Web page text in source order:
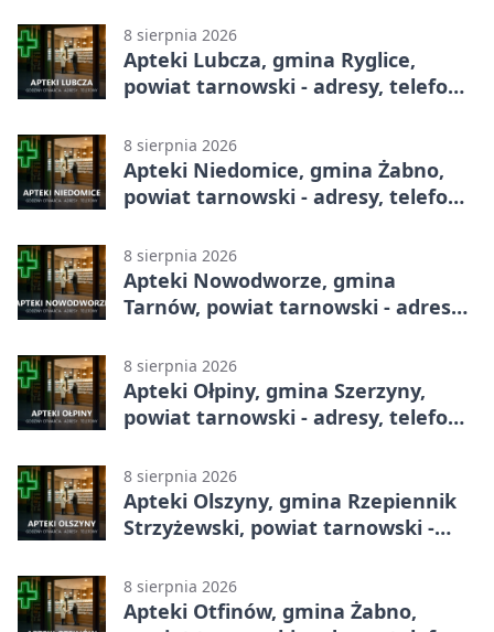
8 sierpnia 2026
Apteki Lubcza, gmina Ryglice,
powiat tarnowski - adresy, telefony,
8 sierpnia 2026
Apteki Niedomice, gmina Żabno,
powiat tarnowski - adresy, telefony,
8 sierpnia 2026
Apteki Nowodworze, gmina
Tarnów, powiat tarnowski - adresy,
8 sierpnia 2026
Apteki Ołpiny, gmina Szerzyny,
powiat tarnowski - adresy, telefony,
8 sierpnia 2026
Apteki Olszyny, gmina Rzepiennik
Strzyżewski, powiat tarnowski -
8 sierpnia 2026
Apteki Otfinów, gmina Żabno,